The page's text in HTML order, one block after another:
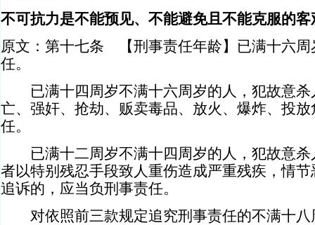
不可抗力是不能预见、不能避免且不能克服的客
原文：第十七条 【刑事责任年龄】已满十六周
任。
已满十四周岁不满十六周岁的人，犯故意杀
亡、强奸、抢劫、贩卖毒品、放火、爆炸、投
任。
已满十二周岁不满十四周岁的人，犯故意杀
者以特别残忍手段致人重伤造成严重残疾，情
追诉的，应当负刑事责任。
对依照前三款规定追究刑事责任的不满十八